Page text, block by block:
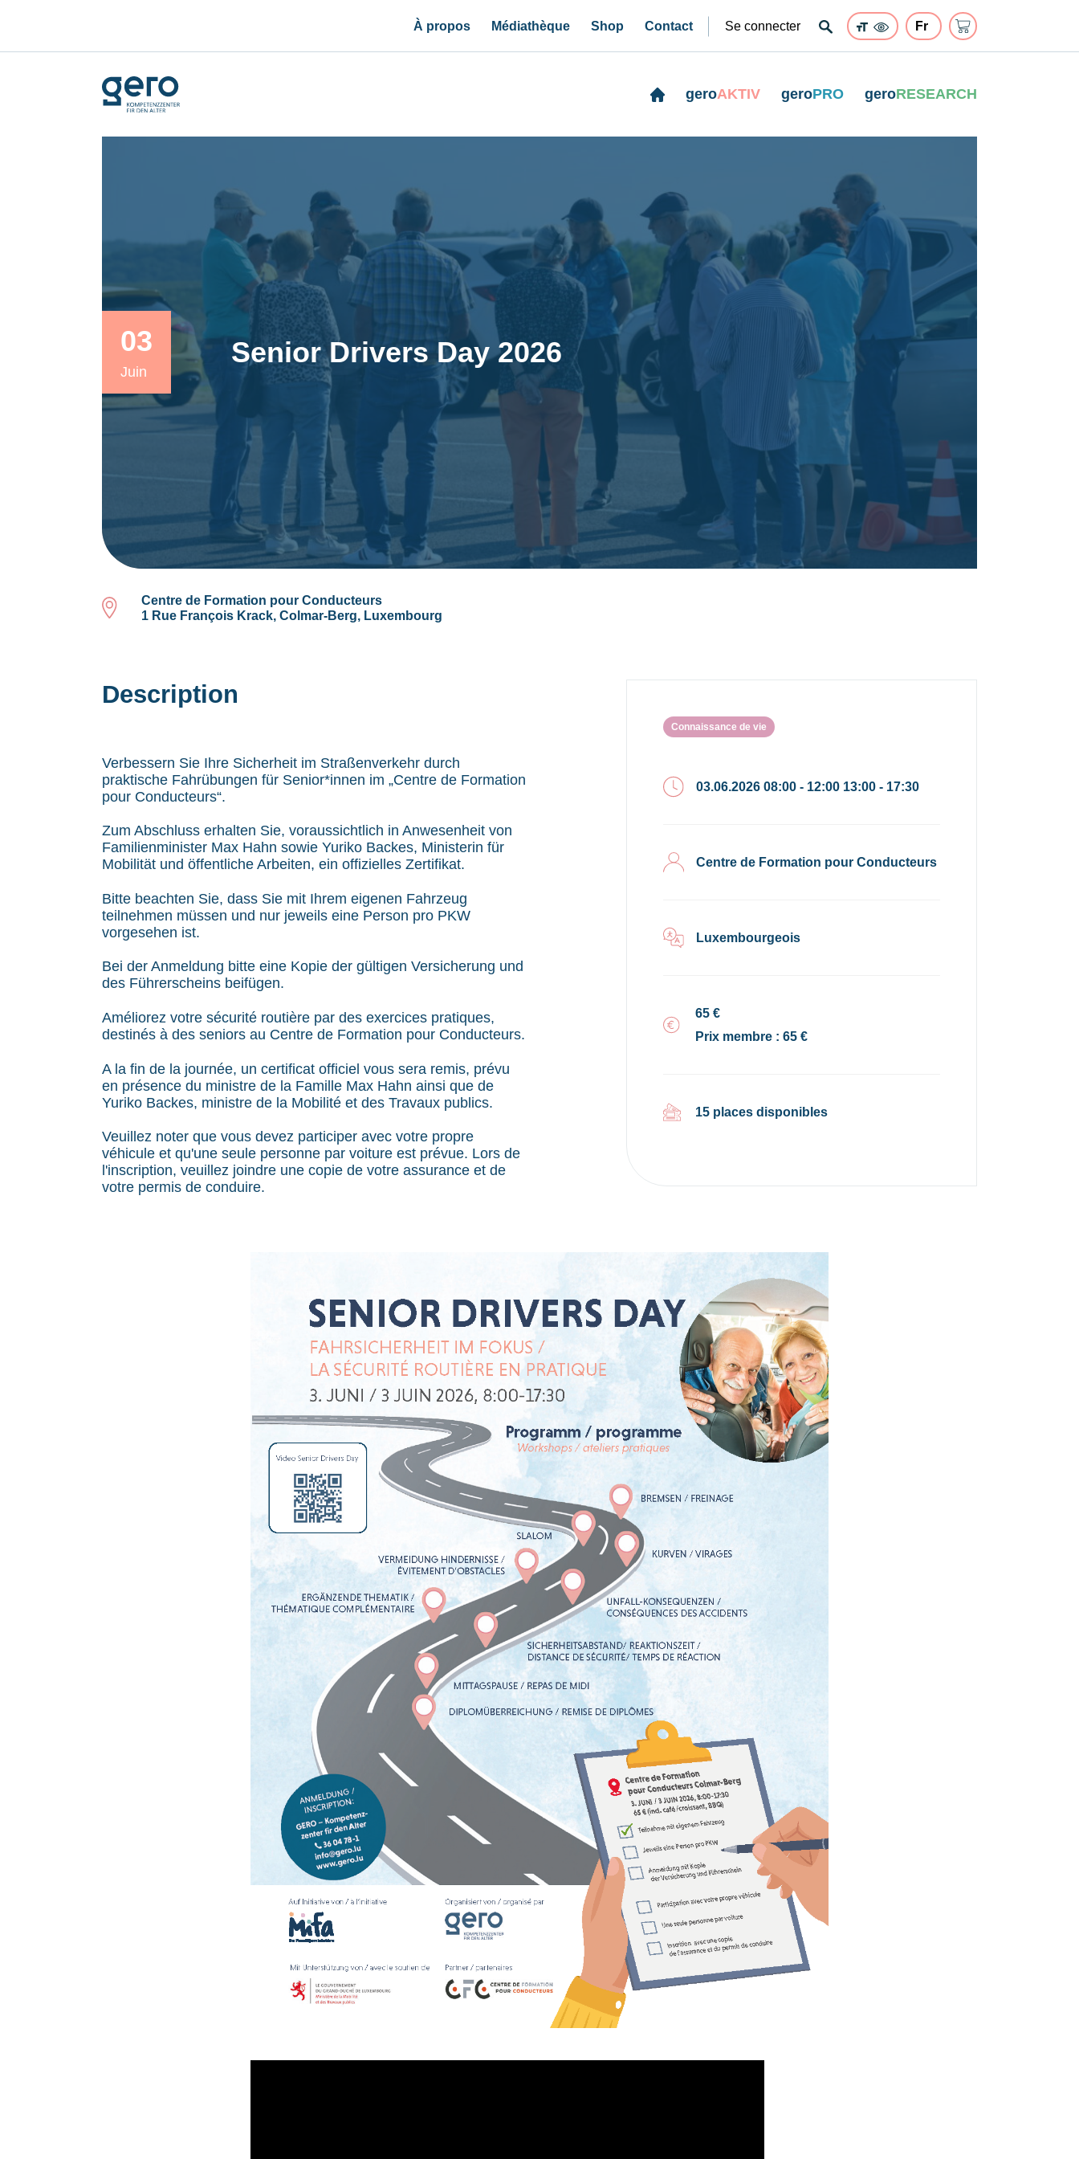
À propos Médiathèque Shop Contact Se connecter
geroAKTIV geroPRO geroRESEARCH
03
Juin
Senior Drivers Day 2026
Centre de Formation pour Conducteurs
1 Rue François Krack, Colmar-Berg, Luxembourg
Description
Verbessern Sie Ihre Sicherheit im Straßenverkehr durch
praktische Fahrübungen für Senior*innen im „Centre de Formation
pour Conducteurs“.
Zum Abschluss erhalten Sie, voraussichtlich in Anwesenheit von
Familienminister Max Hahn sowie Yuriko Backes, Ministerin für
Mobilität und öffentliche Arbeiten, ein offizielles Zertifikat.
Bitte beachten Sie, dass Sie mit Ihrem eigenen Fahrzeug
teilnehmen müssen und nur jeweils eine Person pro PKW
vorgesehen ist.
Bei der Anmeldung bitte eine Kopie der gültigen Versicherung und
des Führerscheins beifügen.
Améliorez votre sécurité routière par des exercices pratiques,
destinés à des seniors au Centre de Formation pour Conducteurs.
A la fin de la journée, un certificat officiel vous sera remis, prévu
en présence du ministre de la Famille Max Hahn ainsi que de
Yuriko Backes, ministre de la Mobilité et des Travaux publics.
Veuillez noter que vous devez participer avec votre propre
véhicule et qu'une seule personne par voiture est prévue. Lors de
l'inscription, veuillez joindre une copie de votre assurance et de
votre permis de conduire.
Connaissance de vie
03.06.2026 08:00 - 12:00 13:00 - 17:30
Centre de Formation pour Conducteurs
Luxembourgeois
65 €
Prix membre : 65 €
15 places disponibles